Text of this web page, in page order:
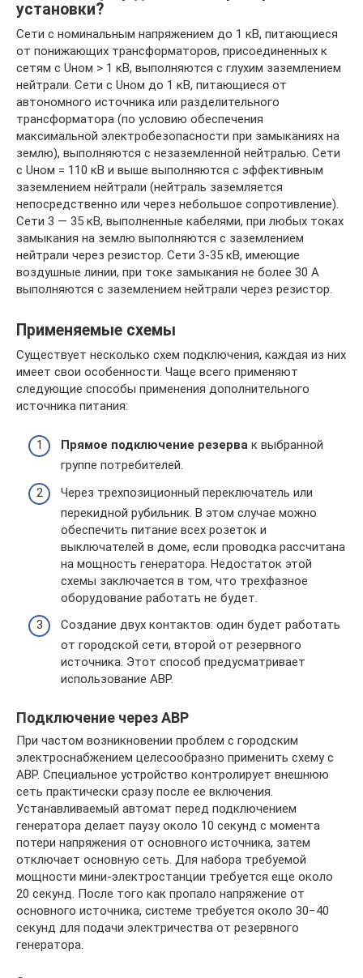
установки?
Сети с номинальным напряжением до 1 кВ, питающиеся
от понижающих трансформаторов, присоединенных к
сетям с Uном > 1 кВ, выполняются с глухим заземлением
нейтрали. Сети с Uном до 1 кВ, питающиеся от
автономного источника или разделительного
трансформатора (по условию обеспечения
максимальной электробезопасности при замыканиях на
землю), выполняются с незаземленной нейтралью. Сети
с Uном = 110 кВ и выше выполняются с эффективным
заземлением нейтрали (нейтраль заземляется
непосредственно или через небольшое сопротивление).
Сети 3 — 35 кВ, выполненные кабелями, при любых токах
замыкания на землю выполняются с заземлением
нейтрали через резистор. Сети 3-35 кВ, имеющие
воздушные линии, при токе замыкания не более 30 А
выполняются с заземлением нейтрали через резистор.
Применяемые схемы
Существует несколько схем подключения, каждая из них
имеет свои особенности. Чаще всего применяют
следующие способы применения дополнительного
источника питания:
Прямое подключение резерва к выбранной
группе потребителей.
Через трехпозиционный переключатель или
перекидной рубильник. В этом случае можно
обеспечить питание всех розеток и
выключателей в доме, если проводка рассчитана
на мощность генератора. Недостаток этой
схемы заключается в том, что трехфазное
оборудование работать не будет.
Создание двух контактов: один будет работать
от городской сети, второй от резервного
источника. Этот способ предусматривает
использование ABP.
Подключение через ABP
При частом возникновении проблем с городским
электроснабжением целесообразно применить схему с
ABP. Специальное устройство контролирует внешнюю
сеть практически сразу после ее включения.
Устанавливаемый автомат перед подключением
генератора делает паузу около 10 секунд с момента
потери напряжения от основного источника, затем
отключает основную сеть. Для набора требуемой
мощности мини-электростанции требуется еще около
20 секунд. После того как пропало напряжение от
основного источника, системе требуется около 30−40
секунд для подачи электричества от резервного
генератора.